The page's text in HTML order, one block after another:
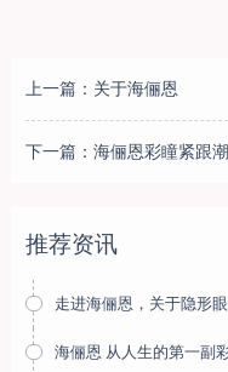
上一篇：关于海俪恩
下一篇：海俪恩彩瞳紧跟
推荐资讯
走进海俪恩，关于隐形
海俪恩 从人生的第一副